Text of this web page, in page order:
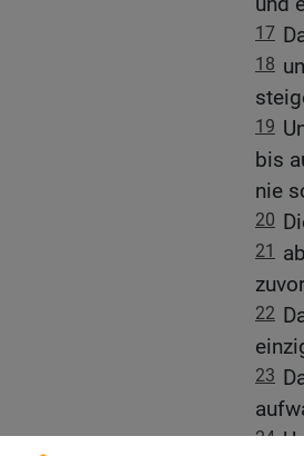
17
18
19
bis
nie
20
21
22
23
24